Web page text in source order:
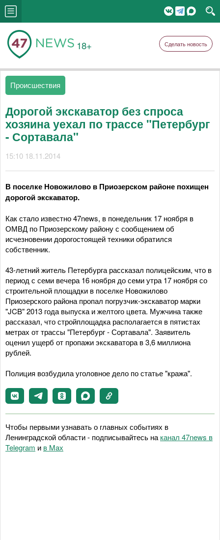
18+ Сделать новость
Происшествия
Дорогой экскаватор без спроса
хозяина уехал по трассе "Петербург
- Сортавала"
15:10 18.11.2014
В поселке Новожилово в Приозерском районе похищен
дорогой экскаватор.
Как стало известно 47news, в понедельник 17 ноября в
ОМВД по Приозерскому району с сообщением об
исчезновении дорогостоящей техники обратился
собственник.
43-летний житель Петербурга рассказал полицейским, что в
период с семи вечера 16 ноября до семи утра 17 ноября со
строительной площадки в поселке Новожилово
Приозерского района пропал погрузчик-экскаватор марки
"JCB" 2013 года выпуска и желтого цвета. Мужчина также
рассказал, что стройплощадка располагается в пятистах
метрах от трассы "Петербург - Сортавала". Заявитель
оценил ущерб от пропажи экскаватора в 3,6 миллиона
рублей.
Полиция возбудила уголовное дело по статье "кража".
Чтобы первыми узнавать о главных событиях в
Ленинградской области - подписывайтесь на канал 47news в
Telegram и в Maх